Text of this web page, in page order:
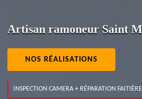
Artisan ramoneur Saint
NOS RÉALISATIONS
INSPECTION CAMERA + RÉPARATION FAITIÈRE